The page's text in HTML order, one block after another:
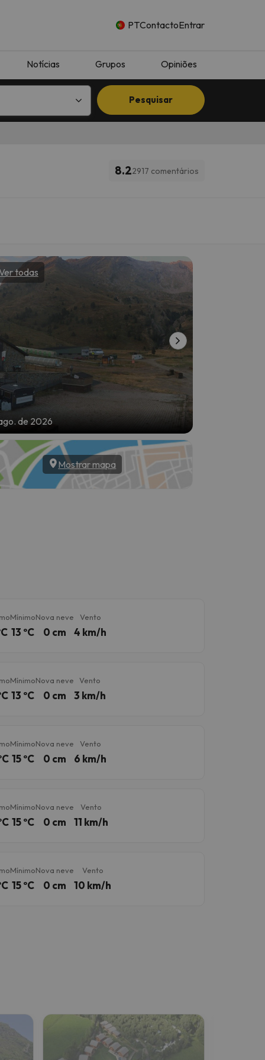
PTContactoEntrar
Notícias Grupos Opiniões
Pesquisar
8.22917 comentários
todas
de 2026
Mostrar mapa
Mínimo
13 ºC
Nova neve
0 cm
Vento
4 km/h
Mínimo
13 ºC
Nova neve
0 cm
Vento
3 km/h
Mínimo
15 ºC
Nova neve
0 cm
Vento
6 km/h
Mínimo
15 ºC
Nova neve
0 cm
Vento
11 km/h
Mínimo
15 ºC
Nova neve
0 cm
Vento
10 km/h